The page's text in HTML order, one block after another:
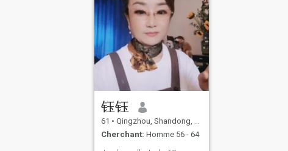
钰钰
61 • Qingzhou, Shandong, Chine
Cherchant: Homme 56 - 64